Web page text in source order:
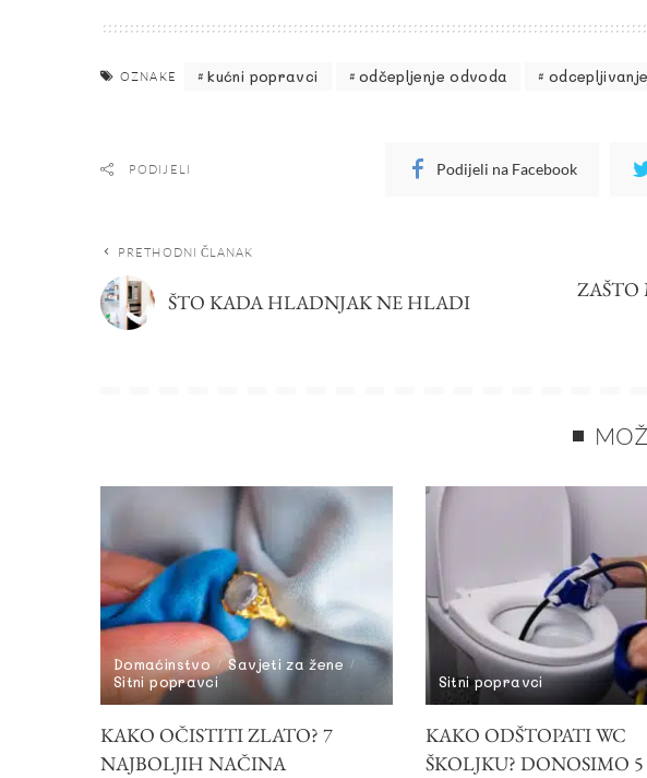
OZNAKE kućni popravci odčepljenje odvoda
PODIJELI Podijeli na Facebook
PRETHODNI ČLANAK
ŠTO KADA HLADNJAK NE HLADI
ZAŠTO
Domaćinstvo
Savjeti za žene
Sitni popravci
KAKO OČISTITI ZLATO? 7
NAJBOLJIH NAČINA
Sitni popravci
KAKO ODŠTOPATI WC
ŠKOLJKU? DONOSIMO 5